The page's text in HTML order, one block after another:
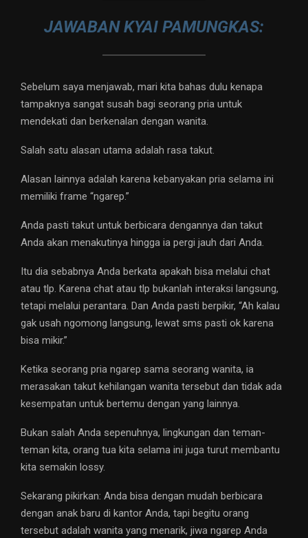
JAWABAN KYAI PAMUNGKAS:
Sebelum saya menjawab, mari kita bahas dulu kenapa
tampaknya sangat susah bagi seorang pria untuk
mendekati dan berkenalan dengan wanita.
Salah satu alasan utama adalah rasa takut.
Alasan lainnya adalah karena kebanyakan pria selama ini
memiliki frame “ngarep.”
Anda pasti takut untuk berbicara dengannya dan takut
Anda akan menakutinya hingga ia pergi jauh dari Anda.
Itu dia sebabnya Anda berkata apakah bisa melalui chat
atau tlp. Karena chat atau tlp bukanlah interaksi langsung,
tetapi melalui perantara. Dan Anda pasti berpikir, “Ah kalau
gak usah ngomong langsung, lewat sms pasti ok karena
bisa mikir.”
Ketika seorang pria ngarep sama seorang wanita, ia
merasakan takut kehilangan wanita tersebut dan tidak ada
kesempatan untuk bertemu dengan yang lainnya.
Bukan salah Anda sepenuhnya, lingkungan dan teman-
teman kita, orang tua kita selama ini juga turut membantu
kita semakin lossy.
Sekarang pikirkan: Anda bisa dengan mudah berbicara
dengan anak baru di kantor Anda, tapi begitu orang
tersebut adalah wanita yang menarik, jiwa ngarep Anda